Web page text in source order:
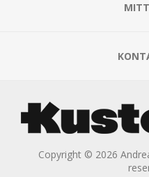
Copyright © 2026